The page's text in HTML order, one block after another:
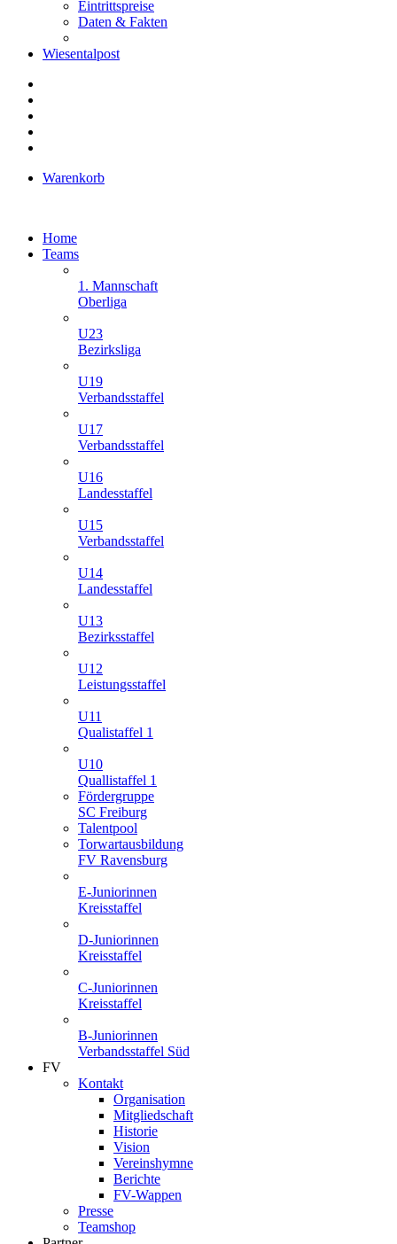
Eintrittspreise
Daten & Fakten
Wiesentalpost
Warenkorb
Home
Teams
1. Mannschaft
Oberliga
U23
Bezirksliga
U19
Verbandsstaffel
U17
Verbandsstaffel
U16
Landesstaffel
U15
Verbandsstaffel
U14
Landesstaffel
U13
Bezirksstaffel
U12
Leistungsstaffel
U11
Qualistaffel 1
U10
Quallistaffel 1
Fördergruppe
SC Freiburg
Talentpool
Torwartausbildung
FV Ravensburg
E-Juniorinnen
Kreisstaffel
D-Juniorinnen
Kreisstaffel
C-Juniorinnen
Kreisstaffel
B-Juniorinnen
Verbandsstaffel Süd
FV
Kontakt
Organisation
Mitgliedschaft
Historie
Vision
Vereinshymne
Berichte
FV-Wappen
Presse
Teamshop